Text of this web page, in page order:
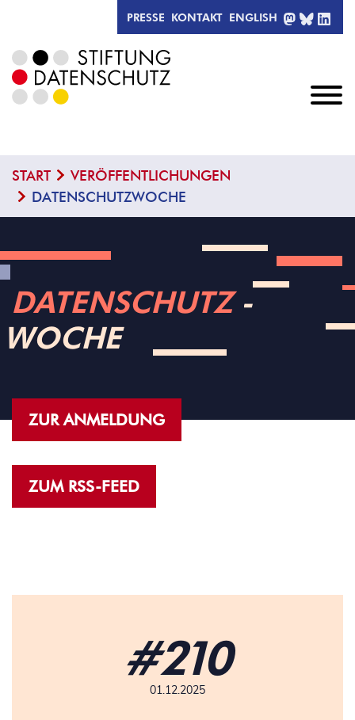
PRESSE KONTAKT ENGLISH
START
VERÖFFENTLICHUNGEN
DATENSCHUTZWOCHE
DATENSCHUTZ ­
WOCHE
ZUR ANMELDUNG
ZUM RSS-FEED
#210
01.12.2025